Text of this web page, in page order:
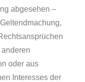
abgesehen –
oder aus
Interesses der